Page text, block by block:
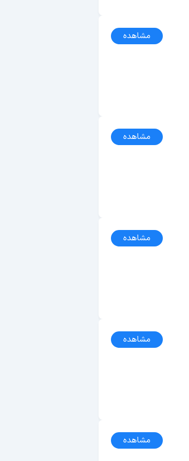
مشاهده
مشاهده
مشاهده
مشاهده
مشاهده